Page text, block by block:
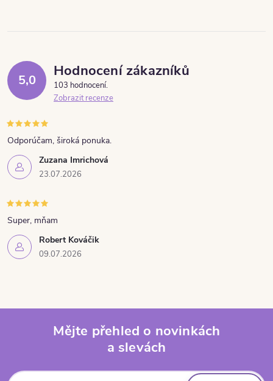
5,0
Hodnocení zákazníků
103 hodnocení
Zobrazit recenze
Zuzana Imrichová
23.07.2026
Odporúčam, široká ponuka.
Robert Kováčik
09.07.2026
Super, mňam
Mějte přehled o novinkách
a slevách